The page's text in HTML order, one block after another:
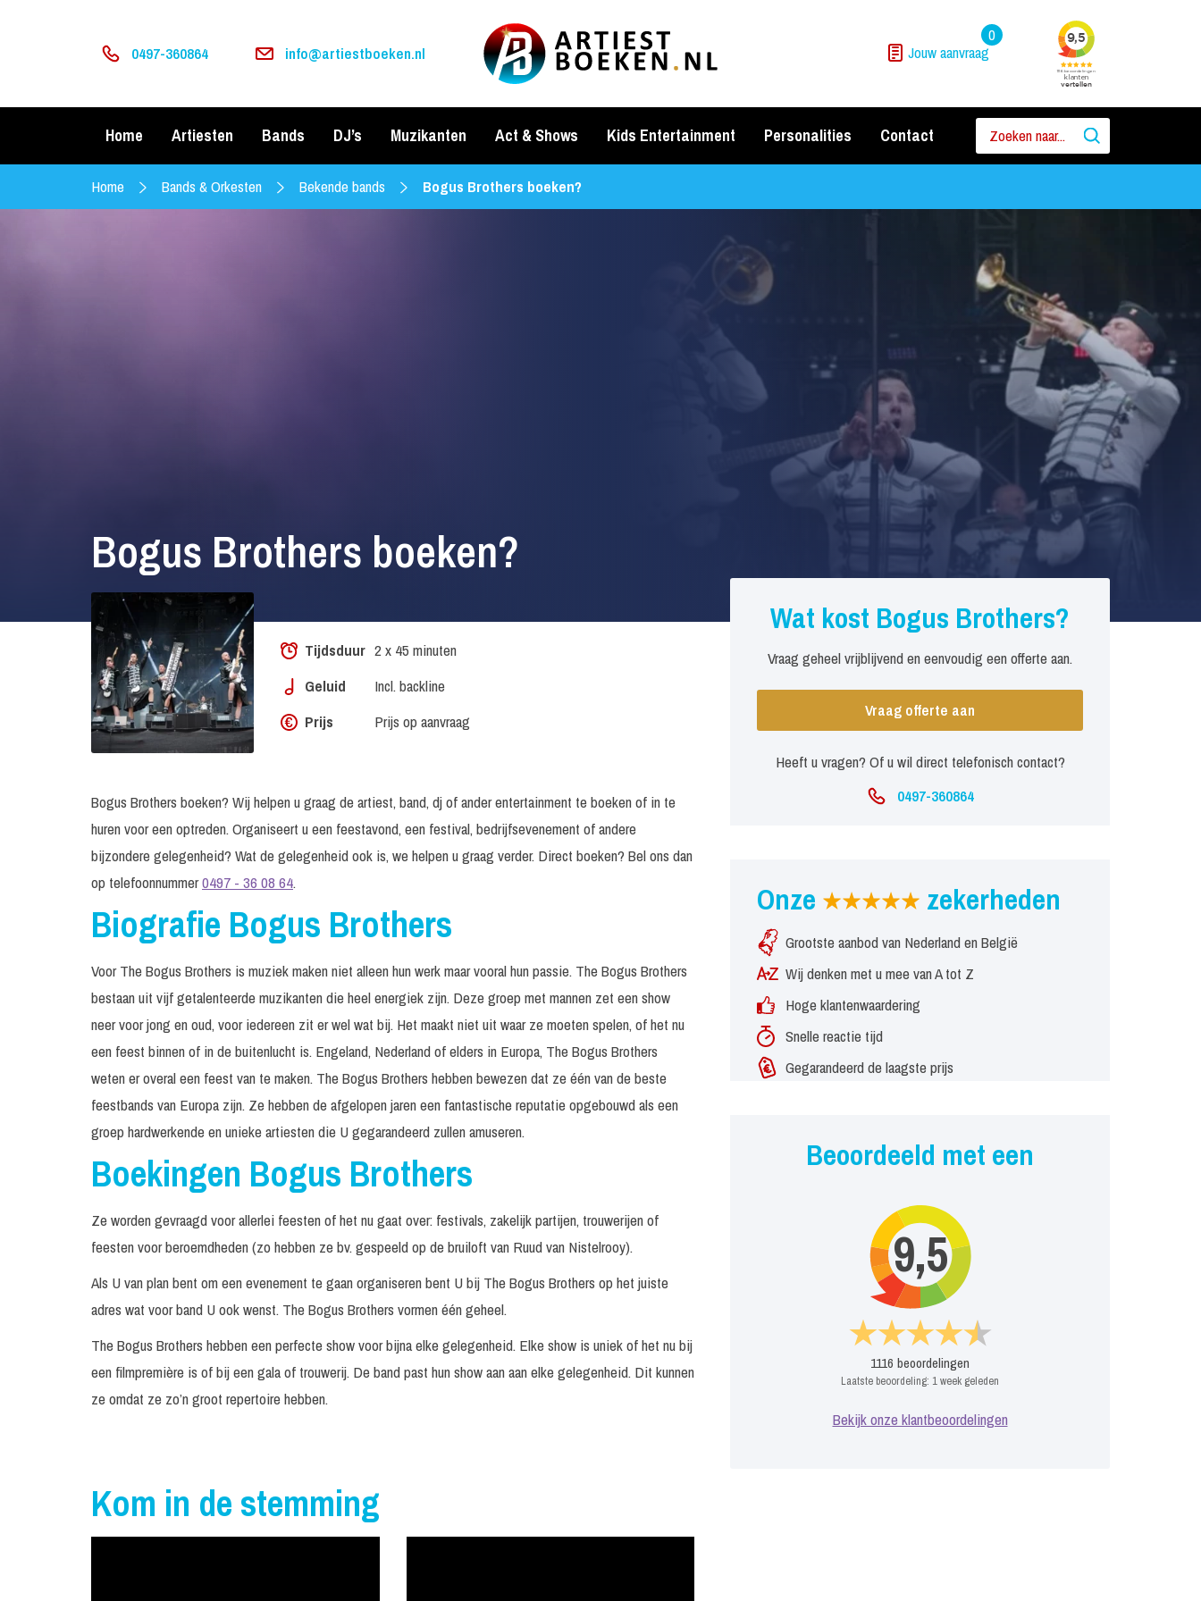
0497-360864 info@artiestboeken.nl Jouw aanvraag
0
Home Artiesten Bands DJ’s Muzikanten Act & Shows Kids Entertainment Personalities Contact
Home Bands & Orkesten Bekende bands Bogus Brothers boeken?
Bogus Brothers boeken?
Tijdsduur 2 x 45 minuten
Geluid
Incl. backline
Prijs
Prijs op aanvraag
Bogus Brothers boeken? Wij helpen u graag de artiest, band, dj of ander entertainment te boeken of in te
huren voor een optreden. Organiseert u een feestavond, een festival, bedrijfsevenement of andere
bijzondere gelegenheid? Wat de gelegenheid ook is, we helpen u graag verder. Direct boeken? Bel ons dan
op telefoonnummer0497 - 36 08 64.
Biografie Bogus Brothers
Voor The Bogus Brothers is muziek maken niet alleen hun werk maar vooral hun passie. The Bogus Brothers
bestaan uit vijf getalenteerde muzikanten die heel energiek zijn. Deze groep met mannen zet een show
neer voor jong en oud, voor iedereen zit er wel wat bij. Het maakt niet uit waar ze moeten spelen, of het nu
een feest binnen of in de buitenlucht is. Engeland, Nederland of elders in Europa, The Bogus Brothers
weten er overal een feest van te maken. The Bogus Brothers hebben bewezen dat ze één van de beste
feestbands van Europa zijn. Ze hebben de afgelopen jaren een fantastische reputatie opgebouwd als een
groep hardwerkende en unieke artiesten die U gegarandeerd zullen amuseren.
Boekingen Bogus Brothers
Ze worden gevraagd voor allerlei feesten of het nu gaat over: festivals, zakelijk partijen, trouwerijen of
feesten voor beroemdheden (zo hebben ze bv. gespeeld op de bruiloft van Ruud van Nistelrooy).
Als U van plan bent om een evenement te gaan organiseren bent U bij The Bogus Brothers op het juiste
adres wat voor band U ook wenst. The Bogus Brothers vormen één geheel.
The Bogus Brothers hebben een perfecte show voor bijna elke gelegenheid. Elke show is uniek of het nu bij
een filmpremière is of bij een gala of trouwerij. De band past hun show aan aan elke gelegenheid. Dit kunnen
ze omdat ze zo’n groot repertoire hebben.
Kom in de stemming
Wat kost Bogus Brothers?
Vraag geheel vrijblijvend en eenvoudig een offerte aan.
Vraag offerte aan
Heeft u vragen? Of u wil direct telefonisch contact?
0497-360864
Onze zekerheden
Grootste aanbod van Nederland en België
Wij denken met u mee van A tot Z
Hoge klantenwaardering
Snelle reactie tijd
Gegarandeerd de laagste prijs
Beoordeeld met een
9,5
1116 beoordelingen
Laatste beoordeling: 1 week geleden
Bekijk onze klantbeoordelingen